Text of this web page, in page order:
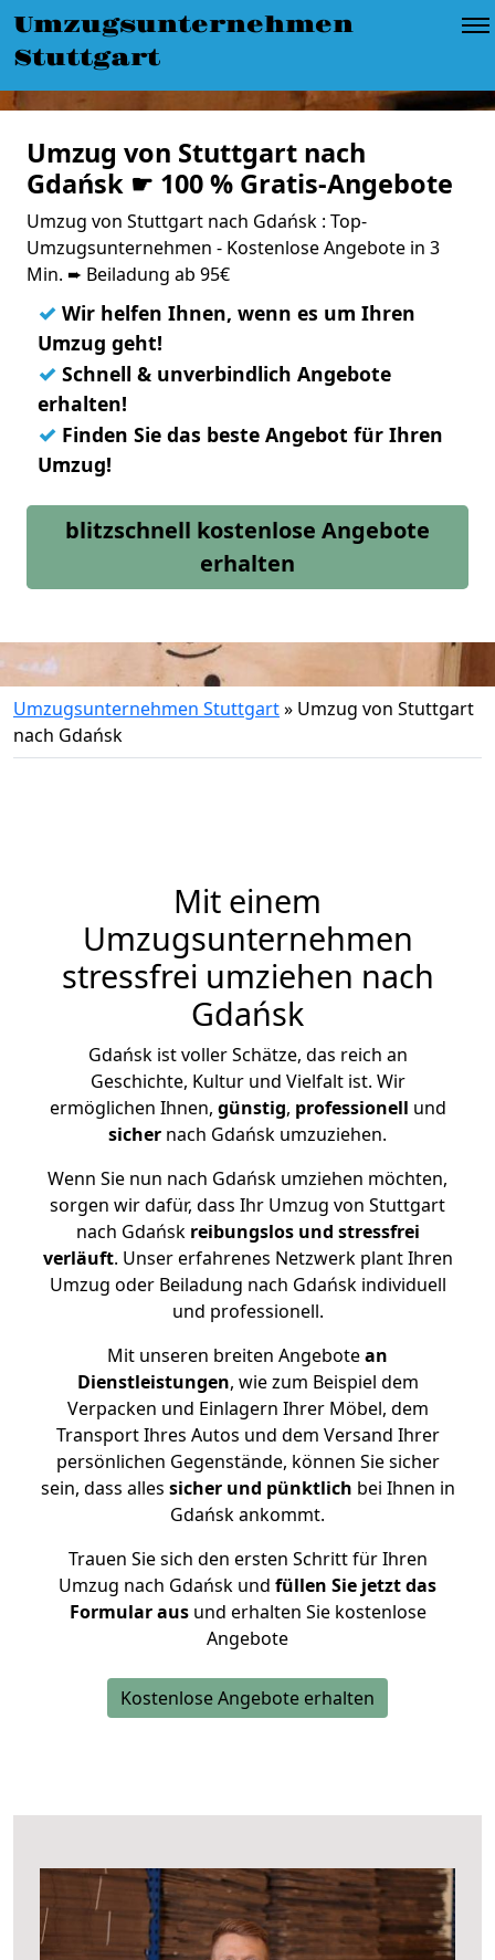
Umzugsunternehmen
Stuttgart
Umzug von Stuttgart nach
Gdańsk ☛ 100 % Gratis-Angebote
Umzug von Stuttgart nach Gdańsk : Top-
Umzugsunternehmen - Kostenlose Angebote in 3
Min. ➨ Beiladung ab 95€
✓ Wir helfen Ihnen, wenn es um Ihren
Umzug geht!
✓ Schnell & unverbindlich Angebote
erhalten!
✓ Finden Sie das beste Angebot für Ihren
Umzug!
blitzschnell kostenlose Angebote
erhalten
Umzugsunternehmen Stuttgart» Umzug von Stuttgart
nach Gdańsk
Mit einem
Umzugsunternehmen
stressfrei umziehen nach
Gdańsk
Gdańsk ist voller Schätze, das reich an
Geschichte, Kultur und Vielfalt ist. Wir
ermöglichen Ihnen, günstig, professionell und
sicher nach Gdańsk umzuziehen.
Wenn Sie nun nach Gdańsk umziehen möchten,
sorgen wir dafür, dass Ihr Umzug von Stuttgart
nach Gdańsk reibungslos und stressfrei
verläuft. Unser erfahrenes Netzwerk plant Ihren
Umzug oder Beiladung nach Gdańsk individuell
und professionell.
Mit unseren breiten Angebotean
Dienstleistungen, wie zum Beispiel dem
Verpacken und Einlagern Ihrer Möbel, dem
Transport Ihres Autos und dem Versand Ihrer
persönlichen Gegenstände, können Sie sicher
sein, dass alles sicher und pünktlich bei Ihnen in
Gdańsk ankommt.
Trauen Sie sich den ersten Schritt für Ihren
Umzug nach Gdańsk und füllen Sie jetzt das
Formular ausund erhalten Sie kostenlose
Angebote
Kostenlose Angebote erhalten